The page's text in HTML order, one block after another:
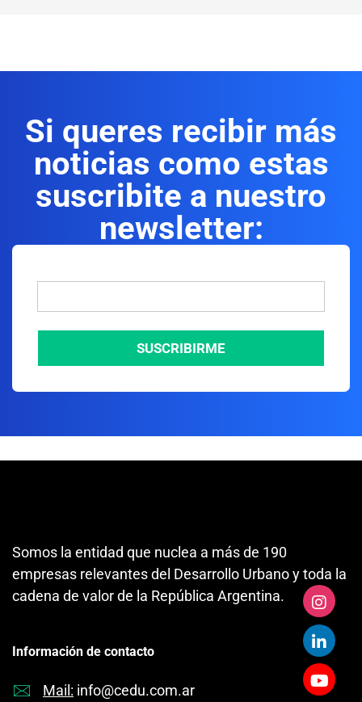
Si queres recibir más
noticias como estas
suscribite a nuestro
newsletter:
SUSCRIBIRME
Somos la entidad que nuclea a más de 190
empresas relevantes del Desarrollo Urbano y toda la
cadena de valor de la República Argentina.
Información de contacto
Mail: info@cedu.com.ar